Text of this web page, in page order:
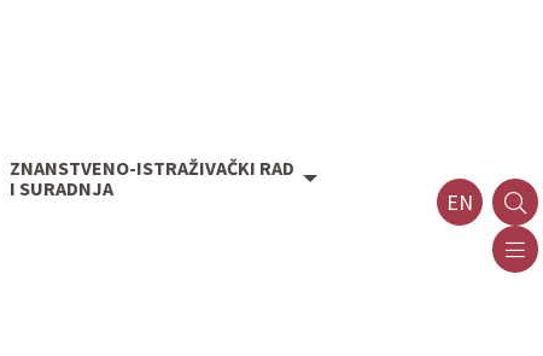
ZNANSTVENO-ISTRAŽIVAČKI RAD
I SURADNJA
EN